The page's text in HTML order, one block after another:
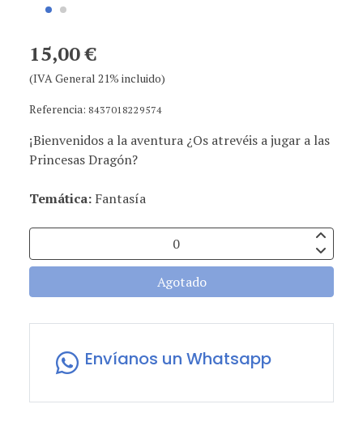
15,00 €
(IVA General 21% incluido)
Referencia: 8437018229574
¡Bienvenidos a la aventura ¿Os atrevéis a jugar a las
Princesas Dragón?
Temática: Fantasía
Agotado
Envíanos un Whatsapp